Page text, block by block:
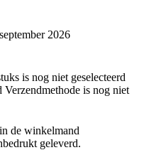
2026
is nog niet geselecteerd
Verzendmethode is nog niet
de winkelmand
geleverd.